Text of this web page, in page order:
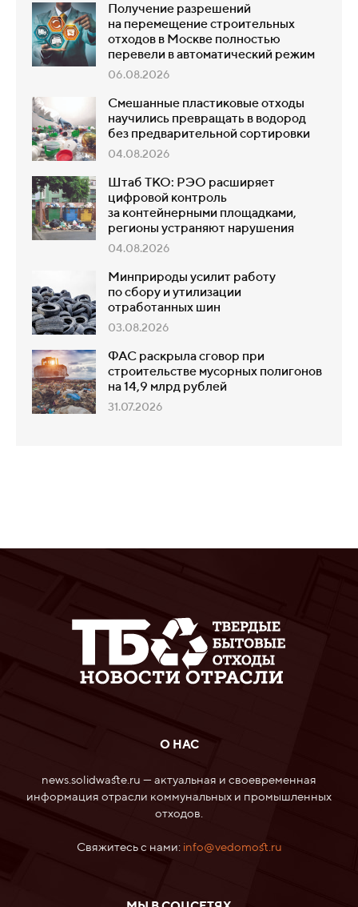
Получение разрешений
на перемещение строительных
отходов в Москве полностью
перевели в автоматический режим
06.08.2026
Смешанные пластиковые отходы
научились превращать в водород
без предварительной сортировки
04.08.2026
Штаб ТКО: РЭО расширяет
цифровой контроль
за контейнерными площадками,
регионы устраняют нарушения
04.08.2026
Минприроды усилит работу
по сбору и утилизации
отработанных шин
03.08.2026
ФАС раскрыла сговор при
строительстве мусорных полигонов
на 14,9 млрд рублей
31.07.2026
О НАС
news.solidwaste.ru — актуальная и своевременная
информация отрасли коммунальных и промышленных
отходов.
Свяжитесь с нами: info@vedomost.ru